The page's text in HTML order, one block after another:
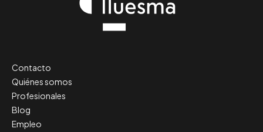
Contacto
Quiénes somos
Profesionales
Blog
Empleo